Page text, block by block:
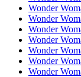
Wonder
Wonder
Wonder
Wonder
Wonder
Wonder
Wonder